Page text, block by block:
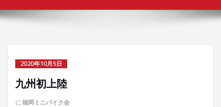
2020年10月5日
九州初上陸
に福岡ミニバイク会